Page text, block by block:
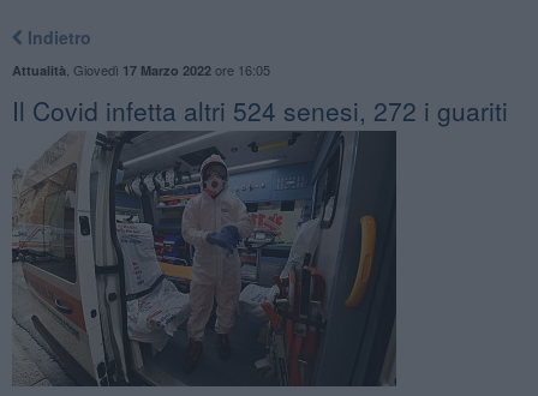
Indietro
Attualità Giovedì 17 Marzo 2022ore 16:05
Il Covid infetta altri 524 senesi, 272 i guariti